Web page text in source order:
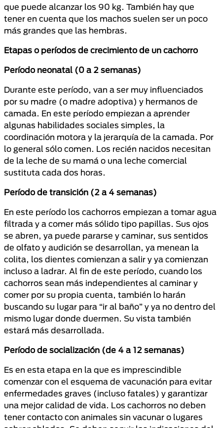
que puede alcanzar los 90 kg. También hay que
tener en cuenta que los machos suelen ser un poco
más grandes que las hembras.
Etapas o períodos de crecimiento de un cachorro
Período neonatal (0 a 2 semanas)
Durante este período, van a ser muy influenciados
por su madre (o madre adoptiva) y hermanos de
camada. En este período empiezan a aprender
algunas habilidades sociales simples, la
coordinación motora y la jerarquía de la camada. Por
lo general sólo comen. Los recién nacidos necesitan
de la leche de su mamá o una leche comercial
sustituta cada dos horas.
Período de transición (2 a 4 semanas)
En este período los cachorros empiezan a tomar agua
filtrada y a comer más sólido tipo papillas. Sus ojos
se abren, ya puede pararse y caminar, sus sentidos
de olfato y audición se desarrollan, ya menean la
colita, los dientes comienzan a salir y ya comienzan
incluso a ladrar. Al fin de este período, cuando los
cachorros sean más independientes al caminar y
comer por su propia cuenta, también lo harán
buscando su lugar para “ir al baño” y ya no dentro del
mismo lugar donde duermen. Su vista también
estará más desarrollada.
Período de socialización (de 4 a 12 semanas)
Es en esta etapa en la que es imprescindible
comenzar con el esquema de vacunación para evitar
enfermedades graves (incluso fatales) y garantizar
una mejor calidad de vida. Los cachorros no deben
tener contacto con animales sin vacunar o lugares